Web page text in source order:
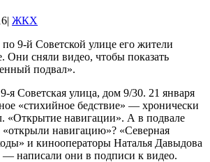
ЖКХ
9-й Советской улице его жители
Они сняли видео, чтобы показать
подвал».
я Советская улица, дом 9/30. 21 января
«стихийное бедствие» — хронически
«Открытие навигации». А в подвале
навигацию»? «Северная
и кинооператоры Наталья Давыдова
написали они в подписи к видео.